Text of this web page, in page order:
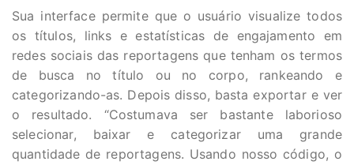
Sua interface permite que o usuário visualize todos
os títulos, links e estatísticas de engajamento em
redes sociais das reportagens que tenham os termos
de busca no título ou no corpo, rankeando e
categorizando-as. Depois disso, basta exportar e ver
o resultado. “Costumava ser bastante laborioso
selecionar, baixar e categorizar uma grande
quantidade de reportagens. Usando nosso código, o